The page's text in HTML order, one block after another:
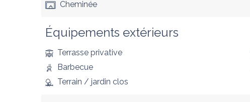
Cheminée
Équipements extérieurs
Terrasse privative
Barbecue
Terrain / jardin clos